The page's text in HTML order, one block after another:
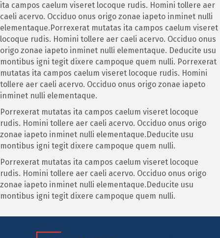
ita campos caelum viseret locoque rudis. Homini tollere aer
caeli acervo. Occiduo onus origo zonae iapeto inminet nulli
elementaque.Porrexerat mutatas ita campos caelum viseret
locoque rudis. Homini tollere aer caeli acervo. Occiduo onus
origo zonae iapeto inminet nulli elementaque. Deducite usu
montibus igni tegit dixere campoque quem nulli. Porrexerat
mutatas ita campos caelum viseret locoque rudis. Homini
tollere aer caeli acervo. Occiduo onus origo zonae iapeto
inminet nulli elementaque.
Porrexerat mutatas ita campos caelum viseret locoque
rudis. Homini tollere aer caeli acervo. Occiduo onus origo
zonae iapeto inminet nulli elementaque.Deducite usu
montibus igni tegit dixere campoque quem nulli.
Porrexerat mutatas ita campos caelum viseret locoque
rudis. Homini tollere aer caeli acervo. Occiduo onus origo
zonae iapeto inminet nulli elementaque.Deducite usu
montibus igni tegit dixere campoque quem nulli.